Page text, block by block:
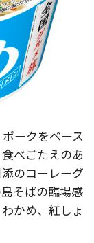
ークをベース
べごたえのあ
のコーレーグ
そばの臨場感
かめ、紅しょ